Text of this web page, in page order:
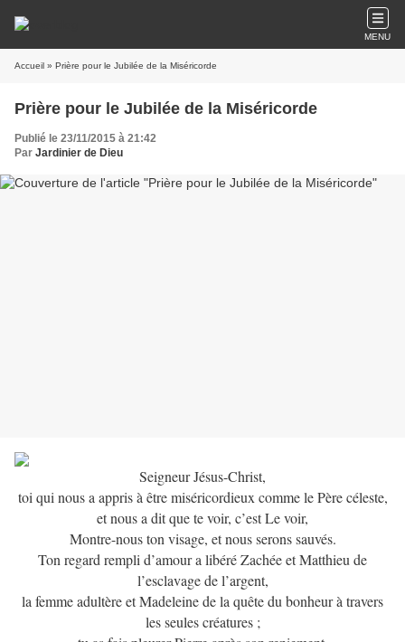
MENU
Accueil » Prière pour le Jubilée de la Miséricorde
Prière pour le Jubilée de la Miséricorde
Publié le 23/11/2015 à 21:42
Par Jardinier de Dieu
Seigneur Jésus-Christ,
toi qui nous a appris à être miséricordieux comme le Père céleste,
et nous a dit que te voir, c’est Le voir,
Montre-nous ton visage, et nous serons sauvés.
Ton regard rempli d’amour a libéré Zachée et Matthieu de
l’esclavage de l’argent,
la femme adultère et Madeleine de la quête du bonheur à travers
les seules créatures ;